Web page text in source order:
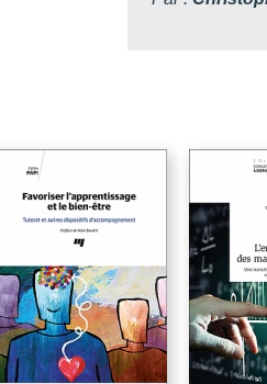
Des concepts en jeu
La compétence et son
La réflexion (pratique
Le développement
…et le développement
La tension entre une